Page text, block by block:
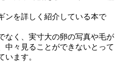
ンを詳しく紹介している本で
なく、実寸大の卵の写真や毛が
中々見ることができないとって
います。